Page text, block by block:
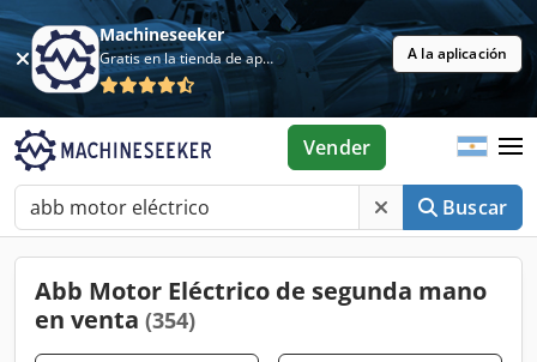
Machineseeker
Gratis en la tienda de aplicaciones A la aplicación
Buscar
Vender
Abb Motor Eléctrico de segunda mano
en venta (354)